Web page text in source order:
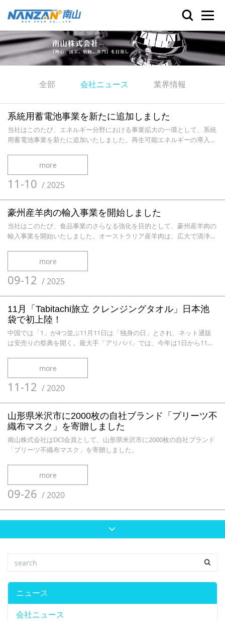
全部 会社ニュース 業界情報
系統用蓄電池事業を新たに追加しました
当社はこのたび、エネルギー分野における事業拡大の一環として、系統
用蓄電池事業を新たに追加いたしました。再生可能エネルギーの導入拡
べく、系統連系を前提とした蓄電池システムの企画・導入支援を行って
まいります。設備構成の検討から運用計画の策定、保守・管理に至るま
で、各種条件に応
more
11-10 /2025
豪州産羊肉の輸入事業を開始しました
当社はこのたび、食品事業のさらなる強化を目的として、豪州産羊肉の
輸入事業を開始いたしました。オーストラリア産羊肉は、広大で清浄な
けています。当社では、現地の認定生産者および輸出業者と直接連携
し、原料選定から加工、輸送に至るまで、食品安全を最優先とした管理
体制を構築しており
more
09-12 /2025
11月「Tabitachi旅立 クレンジングタオル」日本池
袋で初上陸！
中国では「1」が4つ並ぶ11月11日は「独身の日」とされ、ネット通販
は安売りの祭典を開く。最大手「アリババ」では、今年は1日から11日
「Tabitachi旅立 クレンジングタオル」と「Amireux 洗濯ジェルボー
ル」は一番注目を集めた商品と評判された
more
11-12 /2020
山形県米沢市に2000枚の自社ブランド「プリーツ不
織布マスク」を寄贈しました
南山株式会社はDCI会員として、山形県米沢市に2000枚の自社ブランド
「プリーツ不織布マスク」を寄贈しました。
more
09-26 /2020
ニュース
会社ニュース